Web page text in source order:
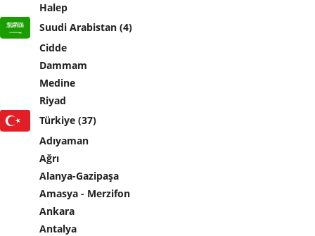
Halep
Suudi Arabistan (4)
Cidde
Dammam
Medine
Riyad
Türkiye (37)
Adıyaman
Ağrı
Alanya-Gazipaşa
Amasya - Merzifon
Ankara
Antalya